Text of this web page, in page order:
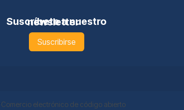
Suscríbete a nuestro newsletter
Suscribirse
Comercio electrónico de código abierto